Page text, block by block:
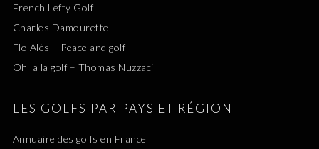
French Lefty Golf
Charles Damourette
Flo Alès – Peace and golf
Oh la la golf – Thomas Nuzzaci
LES GOLFS PAR PAYS ET RÉGION
Annuaire des golfs en France